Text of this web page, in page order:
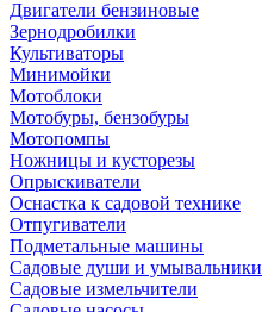
Двигатели бензиновые
Зернодробилки
Культиваторы
Минимойки
Мотоблоки
Мотобуры, бензобуры
Мотопомпы
Ножницы и кусторезы
Опрыскиватели
Оснастка к садовой технике
Отпугиватели
Подметальные машины
Садовые души и умывальники
Садовые измельчители